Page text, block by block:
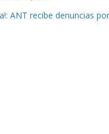
ANT recibe denuncias